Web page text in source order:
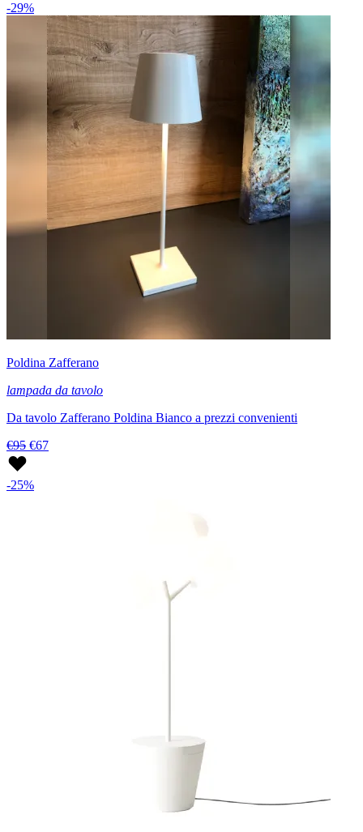
-29%
Poldina Zafferano
lampada da tavolo
Da tavolo Zafferano Poldina Bianco a prezzi convenienti
€95 €67
-25%